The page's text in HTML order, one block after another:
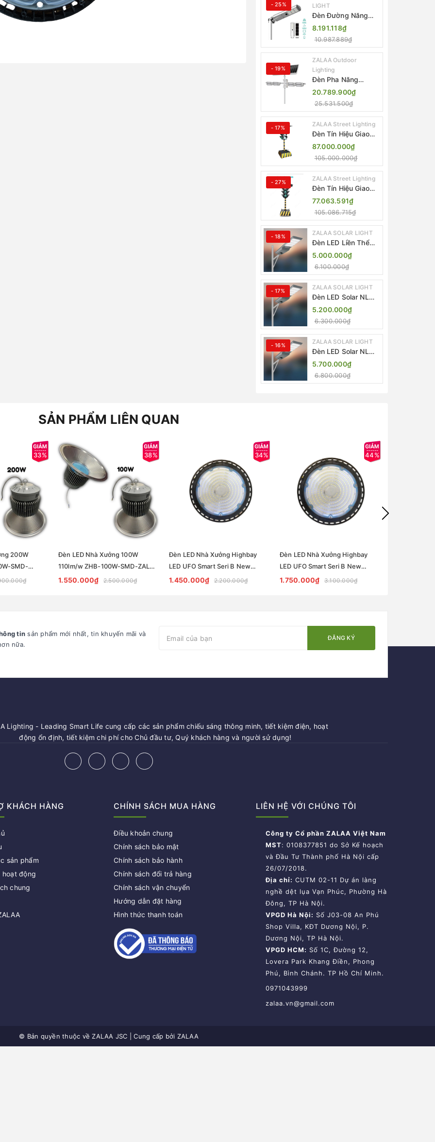
- 25%
LIGHT
Đèn Đường Năng
Lượng Mặt Trời Tích
Hợp Camera ZALAA
ZL-BJ04-CCTV
(80W, IP65)
8.191.118₫
10.987.889₫
- 19%
ZALAA Outdoor
Lighting
Đèn Pha Năng
Lượng Mặt Trời Sân
Thể Thao ZALAA
Jsc Chống Nước
IP65 Cao Cấp
20.789.900₫
25.531.500₫
- 17% ZALAA Street Lighting
Đèn Tín Hiệu Giao
Thông Di Động Năng
Lượng Mặt Trời
ZALAA ZL-300A-D
87.000.000₫
105.000.000₫
- 27% ZALAA Street Lighting
Đèn Tín Hiệu Giao
Thông Di Động Năng
Lượng Mặt Trời
ZALAA ZL-409300C
77.063.591₫
105.086.715₫
- 18% ZALAA SOLAR LIGHT
Đèn LED Liền Thể
ZALAA Solar Street
Light ZKC-TG 20W
25W 30W All In One
5.000.000₫
6.100.000₫
- 17% ZALAA SOLAR LIGHT
Đèn LED Solar NLMT
Liền Thể ZKC-TG
20W All in One |
ZALAA Street Light
5.200.000₫
6.300.000₫
- 16% ZALAA SOLAR LIGHT
Đèn LED Solar NLMT
Liền Thể ZKC-TG
25W All in One |
ZALAA Street Light
5.700.000₫
6.800.000₫
SẢN PHẨM LIÊN QUAN
33%
200W
SMD-
22000lm
38%
Đèn LED Nhà Xưởng 100W
110lm/w ZHB-100W-SMD-ZALAA
| Full Philips 11000lm
1.550.000₫ 2.500.000₫
34%
Đèn LED Nhà Xưởng Highbay
LED UFO Smart Seri B New
Model ZUFO-B5 100W
1.450.000₫ 2.200.000₫
44%
Đèn LED Nhà Xưởng Highbay
LED UFO Smart Seri B New
Model ZUFO-B5 150W
1.750.000₫ 3.100.000₫
tin sản phẩm mới nhất, tin khuyến mãi và
nữa.
ĐĂNG KÝ
Lighting - Leading Smart Life cung cấp các sản phẩm chiếu sáng thông minh, tiết kiệm điện, hoạt
động ổn định, tiết kiệm chi phí cho Chủ đầu tư, Quý khách hàng và người sử dụng!
KHÁCH HÀNG
sản phẩm
động
chung
CHÍNH SÁCH MUA HÀNG
Điều khoản chung
Chính sách bảo mật
Chính sách bảo hành
Chính sách đổi trả hàng
Chính sách vận chuyển
Hướng dẫn đặt hàng
Hình thức thanh toán
LIÊN HỆ VỚI CHÚNG TÔI
Công ty Cổ phần ZALAA Việt Nam
MST: 0108377851 do Sở Kế hoạch
và Đầu Tư Thành phố Hà Nội cấp
26/07/2018.
Địa chỉ: CUTM 02-11 Dự án làng
nghề dệt lụa Vạn Phúc, Phường Hà
Đông, TP Hà Nội.
VPGD Hà Nội: Số J03-08 An Phú
Shop Villa, KĐT Dương Nội, P.
Dương Nội, TP Hà Nội.
VPGD HCM: Số 1C, Đường 12,
Lovera Park Khang Điền, Phong
Phú, Bình Chánh. TP Hồ Chí Minh.
0971043999
zalaa.vn@gmail.com
© Bản quyền thuộc vềZALAA JSC Cung cấp bởi ZALAA